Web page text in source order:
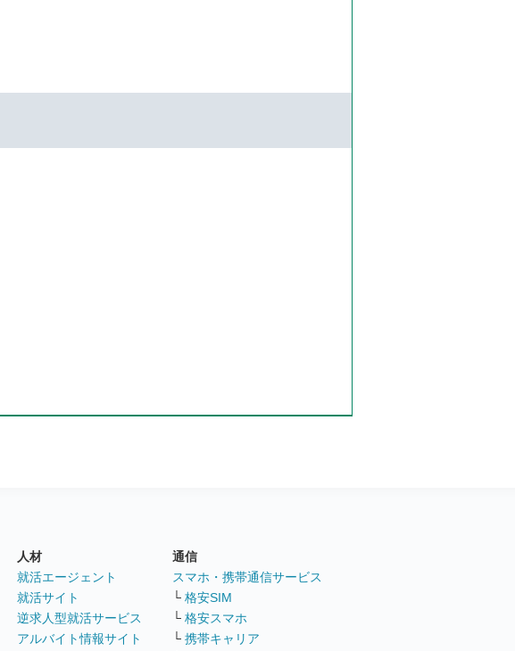
人材
就活エージェント
就活サイト
逆求人型就活サービス
アルバイト情報サイト
通信
スマホ・携帯通信サービス
└ 格安SIM
└ 格安スマホ
└ 携帯キャリア